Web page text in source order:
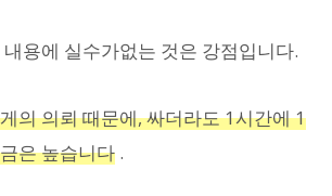
용에 실수가없는 것은 강점입니다.
의 의뢰 때문에, 싸더라도 1시간에 1
은 높습니다 .